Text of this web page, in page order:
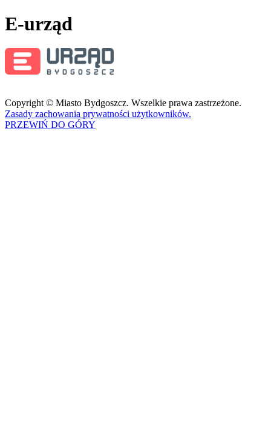
E-urząd
Copyright © Miasto Bydgoszcz. Wszelkie prawa zastrzeżone.
Zasady zachowania prywatności użytkowników.
PRZEWIŃ DO GÓRY